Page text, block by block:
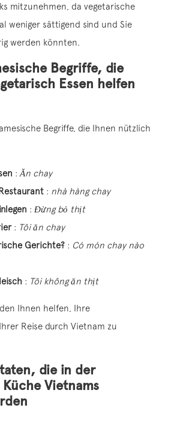
mitzunehmen, da vegetarische
weniger sättigend sind und Sie
werden könnten.
Begriffe, die
Essen helfen
Begriffe, die Ihnen nützlich
: Ăn chay
: nhà hàng chay
: Đừng bỏ thịt
: Tôi ăn chay
Gerichte? : Có món chay nào
: Tôi không ăn thịt
Ihnen helfen, Ihre
Reise durch Vietnam zu
die in der
Vietnams